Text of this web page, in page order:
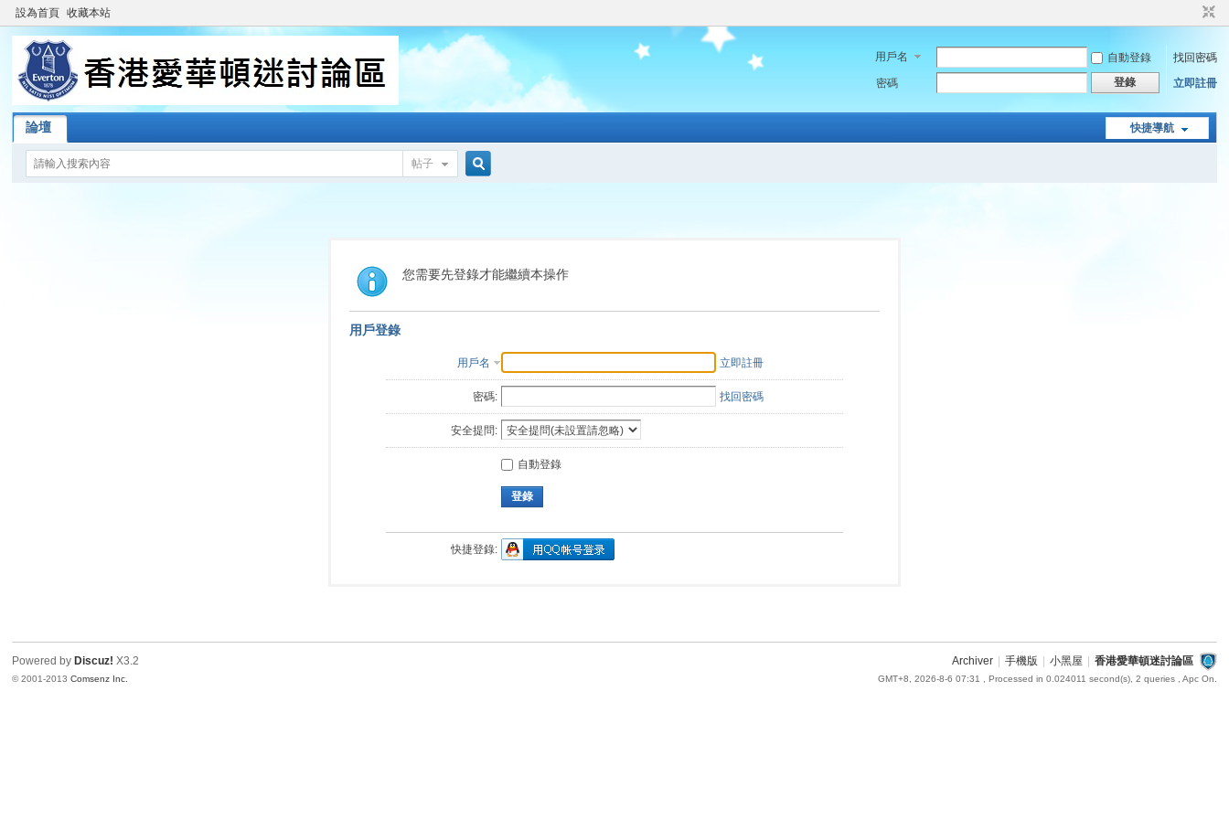
設為首頁 收藏本站
用戶名 自動登錄
找回密碼
密碼
登錄 立即註冊
快捷導航
論壇
帖子
索
您需要先登錄才能繼續本操作
用戶登錄
用戶名 立即註冊
密碼: 找回密碼
安全提問:
自動登錄
登錄
快捷登錄:
Archiver 手機版 小黑屋 香港愛華頓迷討論區
GMT+8, 2026-8-6 07:31 , Processed in 0.024011 second(s), 2 queries , Apc On.
Powered by Discuz! X3.2
© 2001-2013Comsenz Inc.